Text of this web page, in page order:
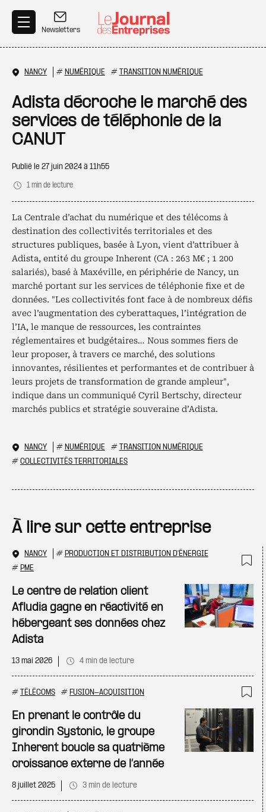
Newsletters
NANCY # NUMÉRIQUE # TRANSITION NUMÉRIQUE
Adista décroche le marché des
services de téléphonie de la
CANUT
Publié le 27 juin 2024 à 11h55
1 min de lecture
La Centrale d’achat du numérique et des télécoms à
destination des collectivités territoriales et des
structures publiques, basée à Lyon, vient d’attribuer à
Adista, entité du groupe Inherent (CA : 263 M€ ; 1 200
salariés), basé à Maxéville, en périphérie de Nancy, un
marché portant sur les services de téléphonie fixe et de
données. "Les collectivités font face à de nombreux défis
avec l’augmentation des cyberattaques, l’intégration de
l’IA, le manque de ressources, les contraintes
réglementaires et budgétaires… Nous sommes fiers de
leur proposer, à travers ce marché, des solutions
innovantes, résilientes et performantes et de contribuer à
leurs projets de transformation de grande ampleur",
indique dans un communiqué Cyril Bertschy, directeur
marchés publics et stratégie souveraine d’Adista.
NANCY # NUMÉRIQUE # TRANSITION NUMÉRIQUE
# COLLECTIVITÉS TERRITORIALES
À lire sur cette entreprise
NANCY # PRODUCTION ET DISTRIBUTION D'ÉNERGIE
# PME
Le centre de relation client
Afludia gagne en réactivité en
hébergeant ses données chez
Adista
13 mai 2026 4 min de lecture
# TÉLÉCOMS # FUSION-ACQUISITION
En prenant le contrôle du
girondin Systonic, le groupe
Inherent boucle sa quatrième
croissance externe de l’année
8 juillet 2025 3 min de lecture